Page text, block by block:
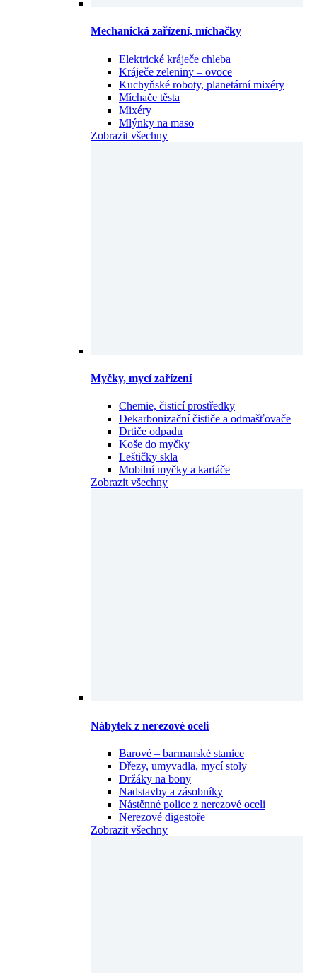
Mechanická zařízení, míchačky
Elektrické kráječe chleba
Kráječe zeleniny – ovoce
Kuchyňské roboty, planetární mixéry
Míchače těsta
Mixéry
Mlýnky na maso
Zobrazit všechny
Myčky, mycí zařízení
Chemie, čisticí prostředky
Dekarbonizační čističe a odmašťovače
Drtiče odpadu
Koše do myčky
Leštičky skla
Mobilní myčky a kartáče
Zobrazit všechny
Nábytek z nerezové oceli
Barové – barmanské stanice
Dřezy, umyvadla, mycí stoly
Držáky na bony
Nadstavby a zásobníky
Nástěnné police z nerezové oceli
Nerezové digestoře
Zobrazit všechny